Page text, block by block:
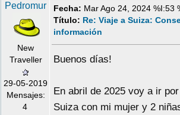
Pedromur
New
Traveller
29-05-2019
Mensajes:
4
Fecha: Mar Ago 24, 2024 %I:53
Título: Re: Viaje a Suiza:
información
Buenos días!
En abril de 2025 voy a ir
Suiza con mi mujer y 2